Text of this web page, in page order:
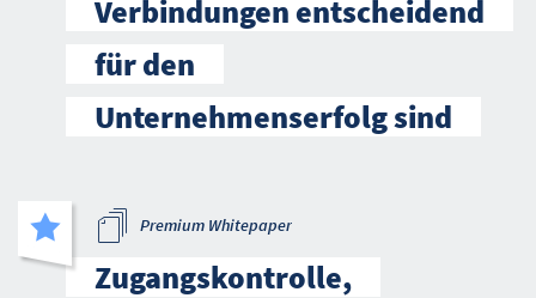
Verbindungen entscheidend
für den
Unternehmenserfolg sind
Premium Whitepaper
Zugangskontrolle,